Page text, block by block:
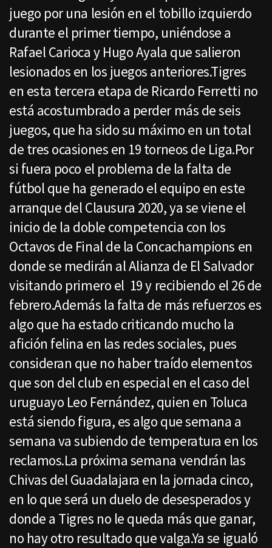
juego por una lesión en el tobillo izquierdo
durante el primer tiempo, uniéndose a
Rafael Carioca y Hugo Ayala que salieron
lesionados en los juegos anteriores.Tigres
en esta tercera etapa de Ricardo Ferretti no
está acostumbrado a perder más de seis
juegos, que ha sido su máximo en un total
de tres ocasiones en 19 torneos de Liga.Por
si fuera poco el problema de la falta de
fútbol que ha generado el equipo en este
arranque del Clausura 2020, ya se viene el
inicio de la doble competencia con los
Octavos de Final de la Concachampions en
donde se medirán al Alianza de El Salvador
visitando primero el 19 y recibiendo el 26 de
febrero.Además la falta de más refuerzos es
algo que ha estado criticando mucho la
afición felina en las redes sociales, pues
consideran que no haber traído elementos
que son del club en especial en el caso del
uruguayo Leo Fernández, quien en Toluca
está siendo figura, es algo que semana a
semana va subiendo de temperatura en los
reclamos.La próxima semana vendrán las
Chivas del Guadalajara en la jornada cinco,
en lo que será un duelo de desesperados y
donde a Tigres no le queda más que ganar,
no hay otro resultado que valga.Ya se igualó